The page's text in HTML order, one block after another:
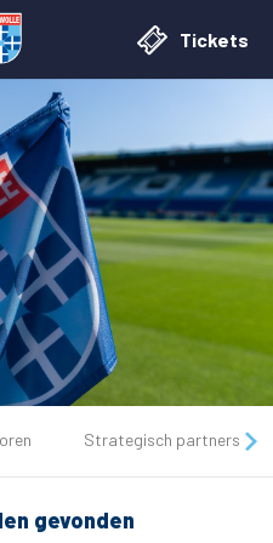
Tickets
Strategisch partners
gevonden